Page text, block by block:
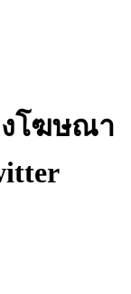
งโฆษณา